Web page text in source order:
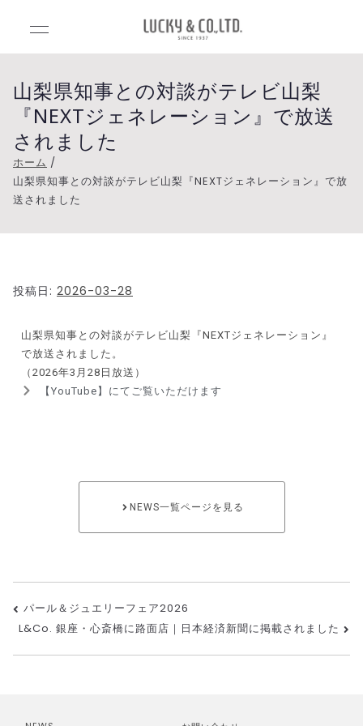
Luck
y&C
o.,Ltd
.（ラ
カン
アンドカンパ
ニー）
山梨県知事との対談がテレビ山梨
『NEXTジェネレーション』で放送
されました
ホーム
山梨県知事との対談がテレビ山梨『NEXTジェネレーション』で放
送されました
投稿日: 2026-03-28
山梨県知事との対談がテレビ山梨『NEXTジェネレーション』
で放送されました。
（2026年3月28日放送）
【YouTube】にてご覧いただけます
NEWS一覧ページを見る
パール＆ジュエリーフェア2026
L&Co. 銀座・心斎橋に路面店｜日本経済新聞に掲載されました